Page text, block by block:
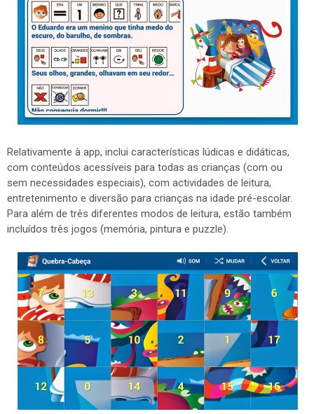
Relativamente à app, inclui características lúdicas e didáticas,
com conteúdos acessíveis para todas as crianças (com ou
sem necessidades especiais), com actividades de leitura,
entretenimento e diversão para crianças na idade pré-escolar.
Para além de três diferentes modos de leitura, estão também
incluídos três jogos (memória, pintura e puzzle).